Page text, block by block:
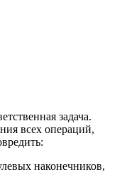
задача.
всех операций,
наконечников,